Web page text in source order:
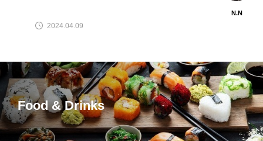
N.N
2024.04.09
Food & Drinks